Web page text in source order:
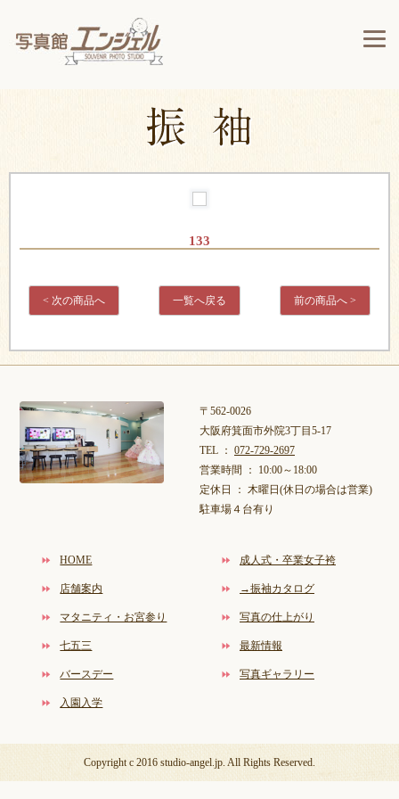
133
< 次の商品へ 一覧へ戻る 前の商品へ >
〒562-0026
大阪府箕面市外院3丁目5-17
TEL ： 072-729-2697
営業時間 ： 10:00～18:00
定休日 ： 木曜日(休日の場合は営業)
駐車場４台有り
HOME
店舗案内
マタニティ・お宮参り
七五三
バースデー
入園入学
成人式・卒業女子袴
→振袖カタログ
写真の仕上がり
最新情報
写真ギャラリー
Copyright c 2016 studio-angel.jp. All Rights Reserved.